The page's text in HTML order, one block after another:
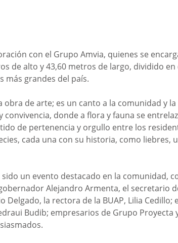
con el Grupo Amvia, quienes se
de alto y 43,60 metros de largo, dividido en
más grandes del país.
obra de arte; es un canto a la comunidad y
donde a flora y fauna se
de pertenencia y orgullo entre los
cada una con su historia, como liebres,
un evento destacado en la comunidad,
Alejandro Armenta, el secretario
Delgado, la rectora de la BUAP, Lilia Cedillo;
Budib; empresarios de Grupo Proyecta